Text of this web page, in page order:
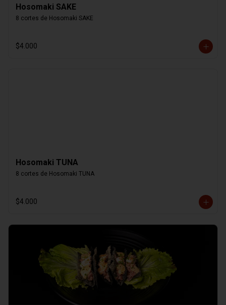
Hosomaki SAKE
8 cortes de Hosomaki SAKE
$4.000
Hosomaki TUNA
8 cortes de Hosomaki TUNA
$4.000